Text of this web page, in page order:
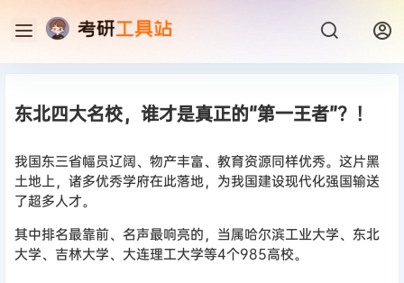
东北四大名校，谁才是真正的“第一王者”？！
我国东三省幅员辽阔、物产丰富、教育资源同样优秀。这片黑
土地上，诸多优秀学府在此落地，为我国建设现代化强国输送
了超多人才。
其中排名最靠前、名声最响亮的，当属哈尔滨工业大学、东北
大学、吉林大学、大连理工大学等4个985高校。